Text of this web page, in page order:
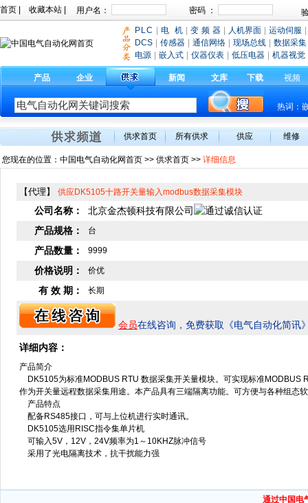
首页 收藏本站
PLC 电 机 变 频 器 人机界面 运动伺服
DCS
传感器 通信网络 现场总线
数据采集
电源
嵌入式 仪器仪表 低压电器 机器视觉
产品 企业 新闻 文库 下载 视频
热词：
供求首页 所有供求 供应 维修
您现在的位置： 中国电气自动化网首页 >> 供求首页 >> 详细信息
【代理】 供应DK5105十路开关量输入modbus数据采集模块
公司名称：
北京金杰顿科技有限公司
产品规格：
台
产品数量： 9999
价格说明： 价优
有 效 期： 长期
会员在线咨询，免费获取《电气自动化简讯
详细内容：
产品简介
DK5105为标准MODBUS RTU 数据采集开关量模块。可实现标准MODBUS
作为开关量远程数据采集用途。本产品具有三端隔离功能。可方便与各种组
产品特点
配备RS485接口，可与上位机进行实时通讯。
DK5105选用RISC指令集单片机
可输入5V，12V，24V频率为1～10KHZ脉冲信号
采用了光电隔离技术，抗干扰能力强
通过中国电